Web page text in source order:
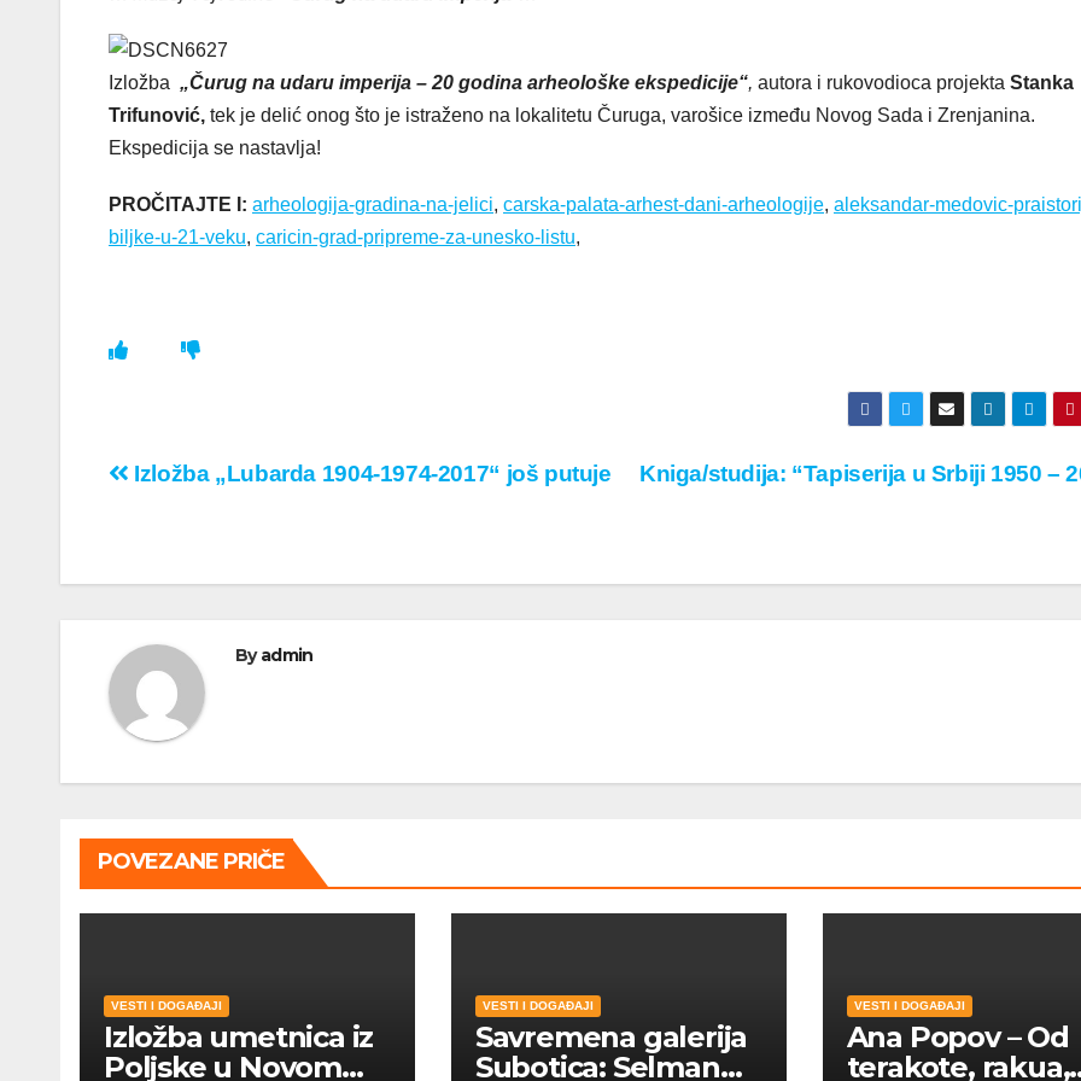
Izložba „Čurug na udaru imperija – 20 godina arheološke ekspedicije“, autora i rukovodioca projekta Stanka
Trifunović, tek je delić onog što je istraženo na lokalitetu Čuruga, varošice između Novog Sada i Zrenjanina.
Ekspedicija se nastavlja!
PROČITAJTE I: arheologija-gradina-na-jelici, carska-palata-arhest-dani-arheologije, aleksandar-medovic-
biljke-u-21-veku, caricin-grad-pripreme-za-unesko-listu,
Кретање
Kniga/studija: “Tapiserija u Srbiji 1950 –
Izložba „Lubarda 1904-1974-2017“ još putuje
Byadmin
POVEZANE PRIČE
VESTI I DOGAĐAJI
Izložba umetnica iz
Poljske u Novom
VESTI I DOGAĐAJI
Savremena galerija
Subotica: Selman
VESTI I DOGAĐAJI
Ana Popov – Od
terakote, rakua,